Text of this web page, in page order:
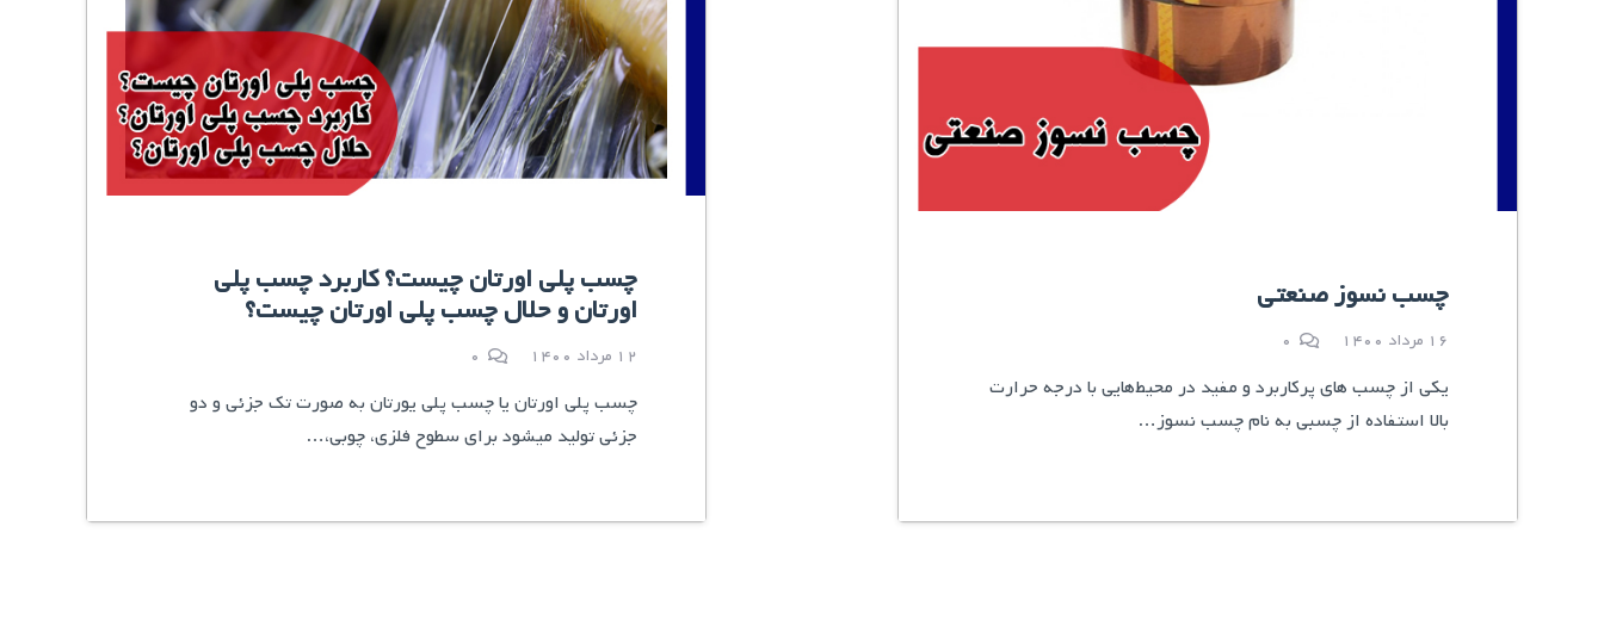
چسب نسوز صنعتی
16 مرداد 1400 0
یکی از چسب های پرکاربرد و مفید در محیط‌هایی با درجه حرارت
بالا استفاده از چسبی به نام چسب نسوز…
چسب پلی اورتان چیست؟ کاربرد چسب پلی
اورتان و حلال چسب پلی اورتان چیست؟
12 مرداد 1400 0
چسب پلی اورتان یا چسب پلی یورتان به صورت تک جزئی و دو
جزئی تولید میشود برای سطوح فلزی، چوبی،…